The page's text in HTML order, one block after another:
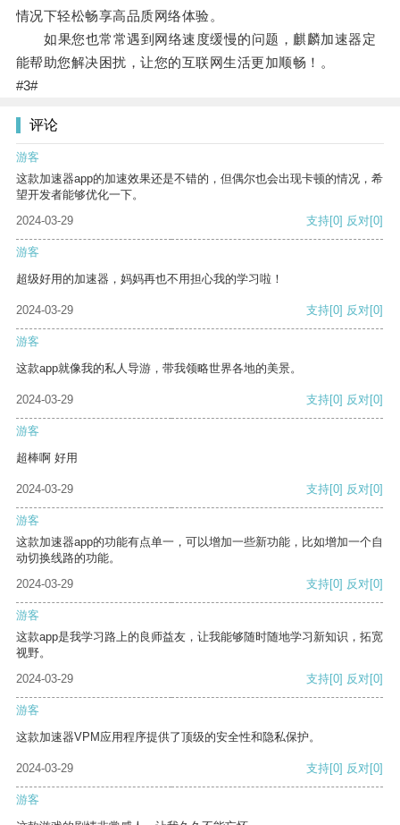
情况下轻松畅享高品质网络体验。
如果您也常常遇到网络速度缓慢的问题，麒麟加速器定
能帮助您解决困扰，让您的互联网生活更加顺畅！。
#3#
评论
游客
这款加速器app的加速效果还是不错的，但偶尔也会出现卡顿的情况，希
望开发者能够优化一下。
2024-03-29
支持[0] 反对[0]
游客
超级好用的加速器，妈妈再也不用担心我的学习啦！
2024-03-29 支持[0] 反对[0]
游客
这款app就像我的私人导游，带我领略世界各地的美景。
2024-03-29 支持[0] 反对[0]
游客
超棒啊 好用
2024-03-29 支持[0] 反对[0]
游客
这款加速器app的功能有点单一，可以增加一些新功能，比如增加一个自
动切换线路的功能。
2024-03-29
支持[0] 反对[0]
游客
这款app是我学习路上的良师益友，让我能够随时随地学习新知识，拓宽
视野。
2024-03-29
支持[0] 反对[0]
游客
这款加速器VPM应用程序提供了顶级的安全性和隐私保护。
2024-03-29 支持[0] 反对[0]
游客